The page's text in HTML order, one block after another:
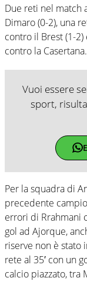
Due reti nel match
Dimaro (0-2), una
contro il Brest (1-2)
contro la Casertana.
Vuoi essere
sport,
Per la squadra di
precedente
errori di Rrahmani
gol ad Ajorque,
riserve non è stato
rete al 35′ con un
calcio piazzato, tra